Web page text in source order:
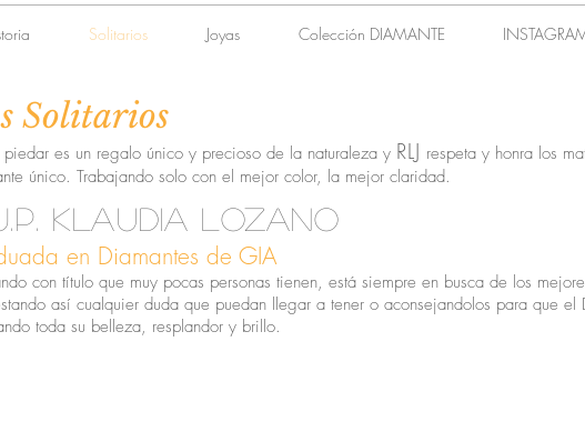
Solitarios Joyas Colección DIAMANTE
Solitarios
es un regalo único y precioso de la naturaleza y RLJ respeta y honra los
único. Trabajando solo con el mejor color, la mejor claridad.
klaudia lozano
en Diamantes de GIA
con título que muy pocas personas tienen, está siempre en busca de los
así cualquier duda que puedan llegar a tener o aconsejandolos para que
toda su belleza, resplandor y brillo.